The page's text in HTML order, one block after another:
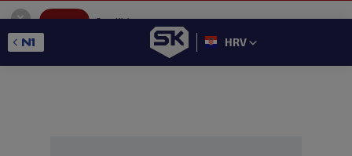
SportKlub
GET - On the Google Play
HRV